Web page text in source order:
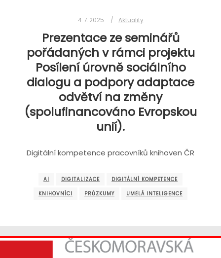
4. 7. 2025 Aktuality
Prezentace ze seminářů
pořádaných v rámci projektu
Posílení úrovně sociálního
dialogu a podpory adaptace
odvětví na změny
(spolufinancováno Evropskou
unií).
Digitální kompetence pracovníků knihoven ČR
AI DIGITALIZACE
DIGITÁLNÍ KOMPETENCE
KNIHOVNÍCI
PRŮZKUMY UMĚLÁ INTELIGENCE